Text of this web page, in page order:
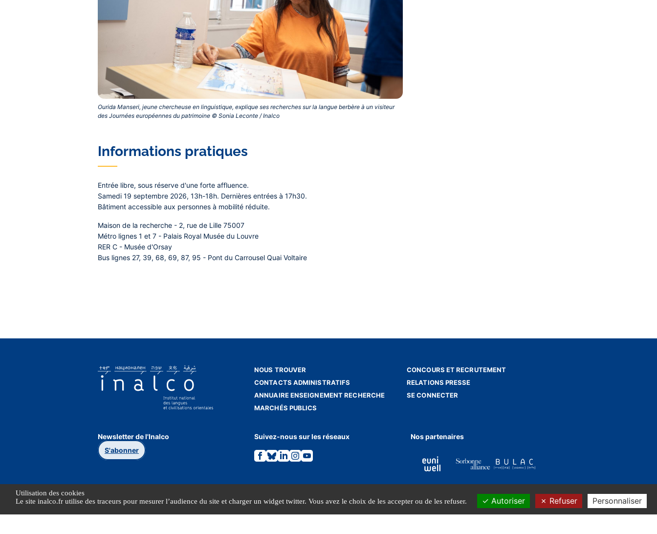
Utilisation des cookies
Le site inalco.fr utilise des traceurs pour mesurer l’audience du site et charger un widget twitter. Vous avez le choix de les accepter ou de les refuser.
Autoriser Refuser Personnaliser
Ourida Manseri, jeune chercheuse en linguistique, explique ses recherches sur la langue berbère à un visiteur
des Journées européennes du patrimoine © Sonia Leconte / Inalco‎
Informations pratiques
Entrée libre, sous réserve d'une forte affluence.
Samedi 19 septembre 2026, 13h-18h. Dernières entrées à 17h30.
Bâtiment accessible aux personnes à mobilité réduite.
Maison de la recherche - 2, rue de Lille 75007
Métro lignes 1 et 7 - Palais Royal Musée du Louvre
RER C - Musée d'Orsay
Bus lignes 27, 39, 68, 69, 87, 95 - Pont du Carrousel Quai Voltaire
NOUS TROUVER
CONTACTS ADMINISTRATIFS
ANNUAIRE ENSEIGNEMENT RECHERCHE
MARCHÉS PUBLICS
CONCOURS ET RECRUTEMENT
RELATIONS PRESSE
SE CONNECTER
Newsletter de l'Inalco
S'abonner
Suivez-nous sur les réseaux
Lien
vers
Facebook.
Lien
vers
Bluesky.
Lien
vers
Linkedin.
Lien
vers
Instagram.
Lien
vers
Youtube.
Nos partenaires
MENTIONS LÉGALESDONNÉES PERSONNELLES